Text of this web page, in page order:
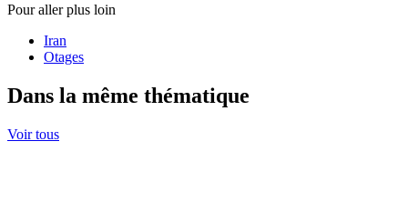
Pour aller plus loin
Iran
Otages
Dans la même thématique
Voir tous